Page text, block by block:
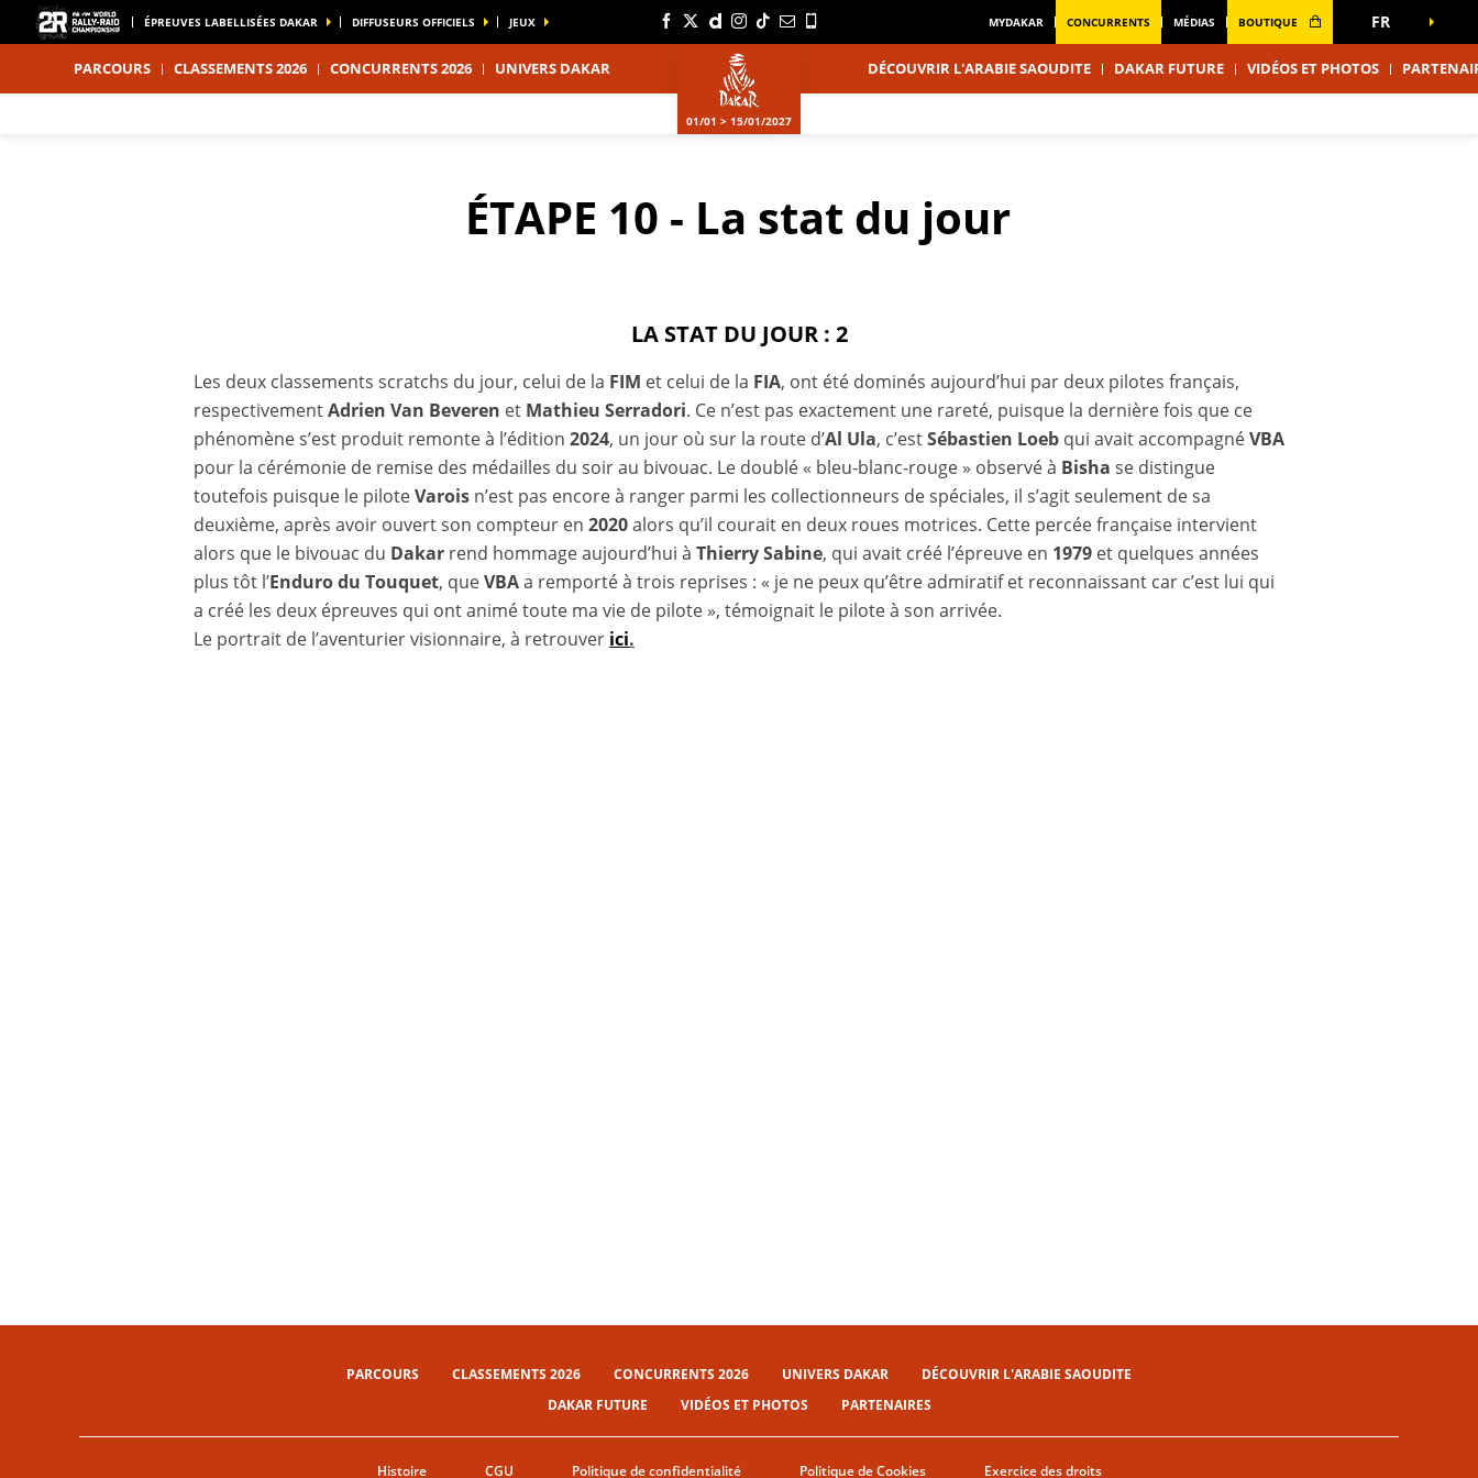
ÉPREUVES LABELLISÉES DAKAR DIFFUSEURS OFFICIELS JEUX MYDAKAR CONCURRENTS MÉDIAS BOUTIQUE FR
PARCOURS CLASSEMENTS 2026 CONCURRENTS 2026 UNIVERS DAKAR
01/01 > 15/01/2027
DÉCOUVRIR L'ARABIE SAOUDITE DAKAR FUTURE VIDÉOS ET PHOTOS
ÉTAPE 10 - La stat du jour
LA STAT DU JOUR : 2
Les deux classements scratchs du jour, celui de la FIM et celui de la FIA, ont été dominés aujourd’hui par deux pilotes français,
respectivementAdrien Van Beveren et Mathieu Serradori. Ce n’est pas exactement une rareté, puisque la dernière fois que ce
phénomène s’est produit remonte à l’édition 2024, un jour où sur la route d’Al Ula, c’estSébastien Loeb qui avait accompagnéVBA
pour la cérémonie de remise des médailles du soir au bivouac. Le doublé « bleu-blanc-rouge » observé à Bisha se distingue
toutefois puisque le piloteVarois n’est pas encore à ranger parmi les collectionneurs de spéciales, il s’agit seulement de sa
deuxième, après avoir ouvert son compteur en 2020alors qu’il courait en deux roues motrices. Cette percée française intervient
alors que le bivouac du Dakar rend hommage aujourd’hui à Thierry Sabine, qui avait créé l’épreuve en 1979 et quelques années
plus tôt l’Enduro du Touquet, queVBAa remporté à trois reprises : « je ne peux qu’être admiratif et reconnaissant car c’est lui qui
a créé les deux épreuves qui ont animé toute ma vie de pilote », témoignait le pilote à son arrivée.
Le portrait de l’aventurier visionnaire, à retrouver ici.
PARCOURS CLASSEMENTS 2026 CONCURRENTS 2026 UNIVERS DAKAR
DÉCOUVRIR L'ARABIE SAOUDITE
DAKAR FUTURE
VIDÉOS ET PHOTOS PARTENAIRES
Histoire CGU Politique de confidentialité Politique de Cookies Exercice des droits